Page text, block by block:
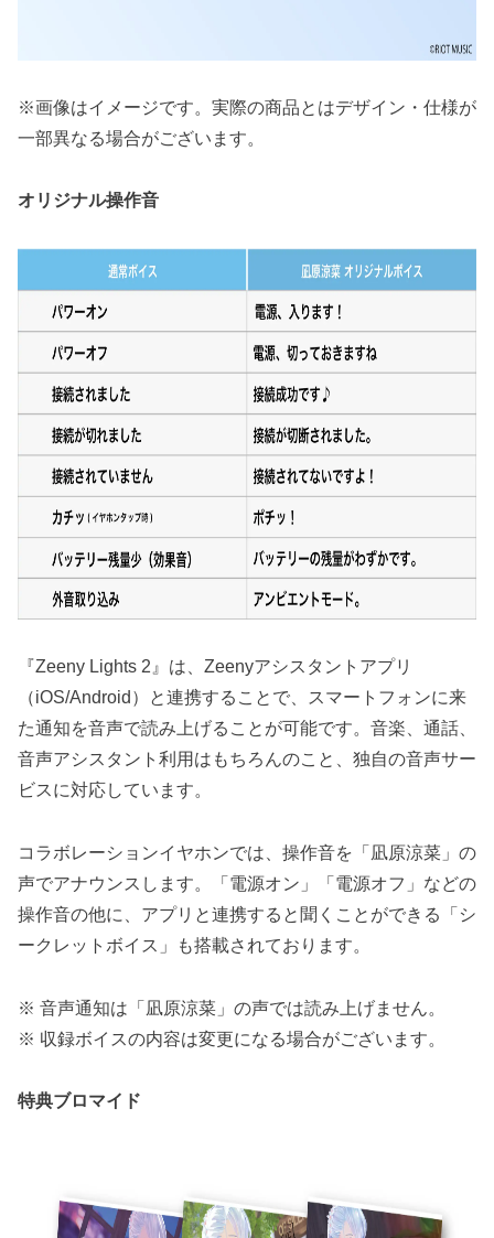
※画像はイメージです。実際の商品とはデザイン・仕様が
一部異なる場合がございます。
オリジナル操作音
『Zeeny Lights 2』は、Zeenyアシスタントアプリ
（iOS/Android）と連携することで、スマートフォンに来
た通知を音声で読み上げることが可能です。音楽、通話、
音声アシスタント利用はもちろんのこと、独自の音声サー
ビスに対応しています。
コラボレーションイヤホンでは、操作音を「凪原涼菜」の
声でアナウンスします。「電源オン」「電源オフ」などの
操作音の他に、アプリと連携すると聞くことができる「シ
ークレットボイス」も搭載されております。
※ 音声通知は「凪原涼菜」の声では読み上げません。
※ 収録ボイスの内容は変更になる場合がございます。
特典ブロマイド